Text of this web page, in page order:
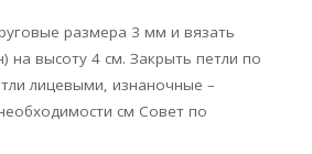
размера 3 мм и вязать
на высоту 4 см. Закрыть петли по
лицевыми, изнаночные –
см Совет по